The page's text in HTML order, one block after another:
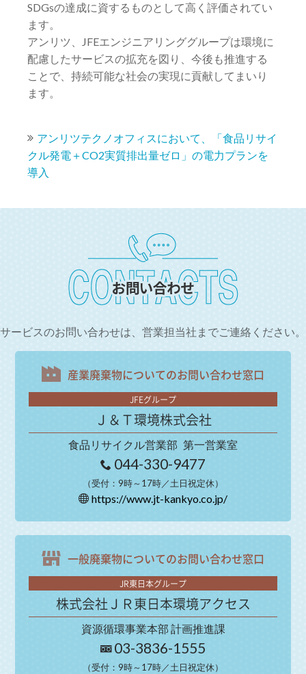
SDGsの達成に資するものとして高く評価されてい
ます。
アンリツ、JFEエンジニアリンググループは環境に
配慮したサービスの拡充を図り、今後も推進する
ことで、持続可能な社会の実現に貢献してまいり
ます。
アンリツテクノオフィスにおいて、「食品リサイ
クル発電＋CO2実質排出量ゼロ」の電力プランを
導入
サービスのお問い合わせは、 営業担当社までご連絡ください。
産業廃棄物についてのお問い合わせ窓口
JFEグループ
Ｊ＆Ｔ環境株式会社
食品リサイクル営業部 第一営業室
044-330-9477
（受付：9時～17時／土日祝定休）
https://www.jt-kankyo.co.jp/
一般廃棄物についてのお問い合わせ窓口
JR東日本グループ
株式会社ＪＲ東日本環境アクセス
資源循環事業本部 計画推進課
03-3836-1555
（受付：9時～17時／土日祝定休）